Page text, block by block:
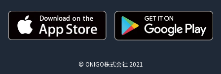
© ONIGO株式会社 2021